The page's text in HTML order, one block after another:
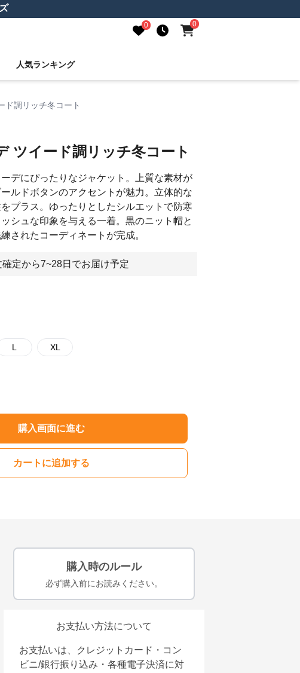
0 0
人気ランキング
ド調リッチ冬コート
ツイード調リッチ冬コート
デにぴったりなジャケット。上質な素材が
ルドボタンのアクセントが魅力。立体的な
プラス。ゆったりとしたシルエットで防寒
シュな印象を与える一着。黒のニット帽と
されたコーディネートが完成。
確定から7~28日でお届け予定
L XL
購入画面に進む
カートに追加する
購入時のルール
必ず購入前にお読みください。
お支払い方法について
お支払いは、クレジットカード・コン
ビニ/銀行振り込み・各種電子決済に対